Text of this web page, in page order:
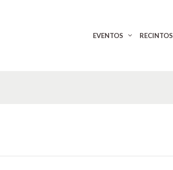
EVENTOS RECINTOS